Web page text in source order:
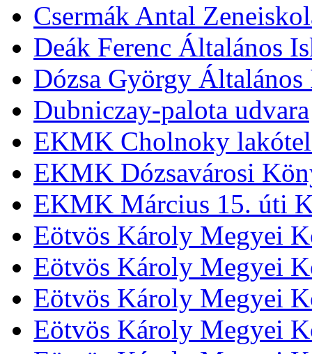
Csermák Antal
Deák Ferenc Általános
Dózsa György Általános
Dubniczay-palota udvara
EKMK Cholnoky
EKMK Dózsavárosi
EKMK Március 15. úti
Eötvös Károly Megyei
Eötvös Károly Megyei
Eötvös Károly Megyei
Eötvös Károly Megyei